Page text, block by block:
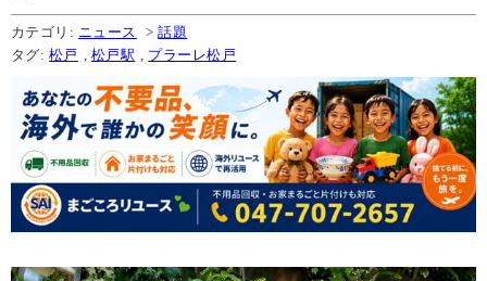
カテゴリ: ニュース >話題
タグ: 松戸 松戸駅 プラーレ松戸